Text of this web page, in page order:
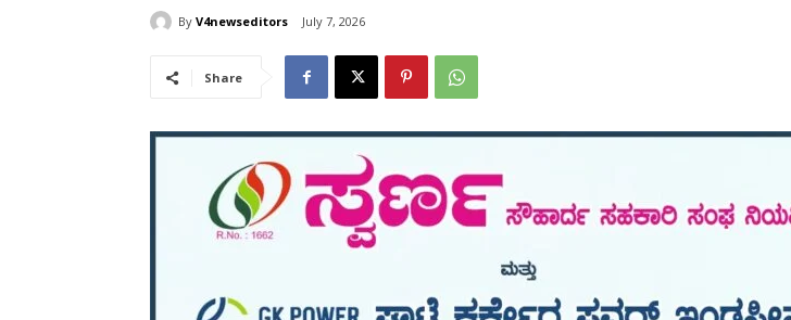
By V4newseditors July 7, 2026
Share